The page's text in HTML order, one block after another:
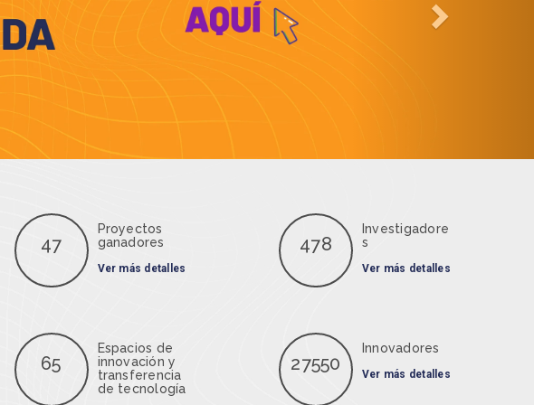
47
Proyectos
ganadores
Ver más detalles
65
Espacios de
innovación y
transferencia
de tecnología
478
Investigadore
s
Ver más detalles
27550
Innovadores
Ver más detalles